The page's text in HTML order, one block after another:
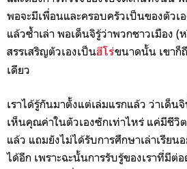
พอจะมีเพื่อนและครอบครัวเป็นของตัวเ
แล้วซ้ำเล่า พอเด็นจิรู้ว่าพวกชาวเมือง
สรรเสริญตัวเองเป็นฮีโร่ขนาดนั้น เขาก็
เดียว
เราได้รู้กันมาตั้งแต่เล่มแรกแล้ว ว่าเด็
เห็นคุณค่าในตัวเองซักเท่าไหร่ แค่มีชีวิ
แล้ว แถมยังไม่ได้รับการศึกษาเล่าเรีย
ได้อีก เพราะฉะนั้นการรับรู้ของเราที่มีต่